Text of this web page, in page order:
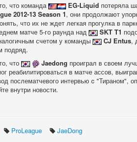
что команда EG-Liquid потеряла
2012-13 Season 1, они продолжают
что их не ждет легкая прогулка в
матче 5-го раунда над
SKT T1
счетом у команды
CJ Entus,
подряд.
что
Jaedong проиграл в своем
реабилитироваться в матче ассов,
послематчевого интервью c "Тираном",
внутри новости.
ProLeague JaeDong